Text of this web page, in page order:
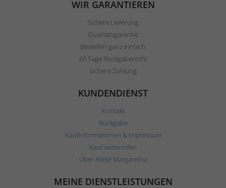
WIR GARANTIEREN
Sichere Lieferung
Qualitätsgarantie
Bestellen ganz einfach
60 Tage Rückgaberecht
Sichere Zahlung
KUNDENDIENST
Kontakt
Rückgabe
Kaufinformationen & Impressum
Kauf widerrufen
Über Ateljé Margaretha
MEINE DIENSTLEISTUNGEN